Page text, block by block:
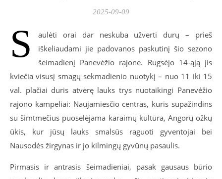
2025-09-09
S
aulėti orai dar neskuba užverti durų – prieš
iškeliaudami jie padovanos paskutinį šio sezono
šeimadienį Panevėžio rajone. Rugsėjo 14-ąją jis
kviečia visusį smagų sekmadienio nuotykį – nuo 11 iki 15
val. plačiai duris atvėrę lauks trys nuotaikingi Panevėžio
rajono kampeliai: Naujamiesčio centras, kuris supažindins
su šimtmečius puoselėjama karaimų kultūra, Angorų ožkų
ūkis, kur jūsų lauks smalsūs raguoti gyventojai bei
Nausodės žirgynas ir jo kilmingų gyvūnų pasaulis.
Pirmasis ir antrasis šeimadieniai, pasak gausaus būrio